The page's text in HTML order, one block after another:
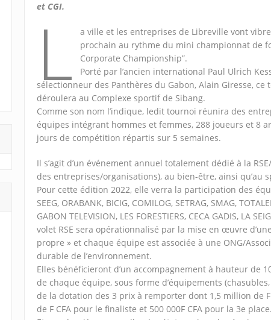
et CGI.
L
a ville et les entreprises de Libreville vont
prochain au rythme du mini championnat de
Corporate Championship”.
Porté par l’ancien international Paul Ulrich
sélectionneur des Panthères du Gabon, Alain Giresse,
déroulera au Complexe sportif de Sibang.
Comme son nom l’indique, ledit tournoi réunira des
équipes intégrant hommes et femmes, 288 joueurs et 8
jours de compétition répartis sur 5 semaines.
Il s’agit d’un événement annuel totalement dédié à la
des entreprises/organisations), au bien-être, ainsi qu’au
Pour cette édition 2022, elle verra la participation des
SEEG, ORABANK, BICIG, COMILOG, SETRAG, SMAG,
GABON TELEVISION, LES FORESTIERS, CECA GADIS, LA
volet RSE sera opérationnalisé par la mise en œuvre
propre » et chaque équipe est associée à une ONG/
durable de l’environnement.
Elles bénéficieront d’un accompagnement à hauteur de
de chaque équipe, sous forme d’équipements
de la dotation des 3 prix à remporter dont 1,5 million de
de F CFA pour le finaliste et 500 000F CFA pour la 3e place.